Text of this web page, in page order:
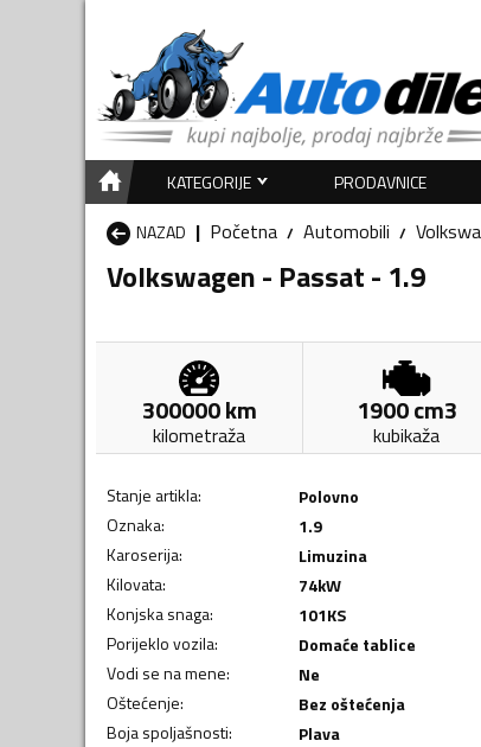
KATEGORIJE PRODAVNICE
NAZAD
Početna Automobili
Volkswagen - Passat - 1.9
300000km
kilometraža
1900cm3
kubikaža
Stanje artikla:
Polovno
Oznaka:
1.9
Karoserija:
Limuzina
Kilovata: 74kW
Konjska snaga: 101KS
Porijeklo vozila:
Domaće tablice
Vodi se na mene:
Ne
Oštećenje:
Bez oštećenja
Boja spoljašnosti:
Plava